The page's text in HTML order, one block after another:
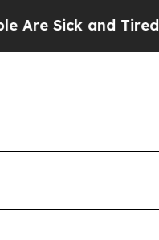
Tired of This